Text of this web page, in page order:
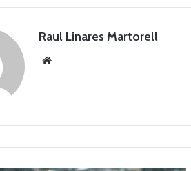
Raul Linares Martorell